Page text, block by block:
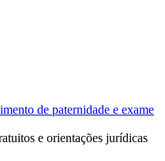
de paternidade e exame
e orientações jurídicas